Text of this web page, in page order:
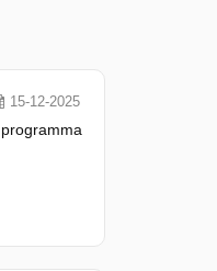
15-12-2025